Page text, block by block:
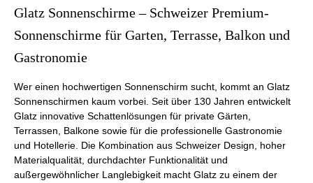
Glatz Sonnenschirme – Schweizer Premium-
Sonnenschirme für Garten, Terrasse, Balkon und
Gastronomie
Wer einen hochwertigen Sonnenschirm sucht, kommt an Glatz
Sonnenschirmen kaum vorbei. Seit über 130 Jahren entwickelt
Glatz innovative Schattenlösungen für private Gärten,
Terrassen, Balkone sowie für die professionelle Gastronomie
und Hotellerie. Die Kombination aus Schweizer Design, hoher
Materialqualität, durchdachter Funktionalität und
außergewöhnlicher Langlebigkeit macht Glatz zu einem der